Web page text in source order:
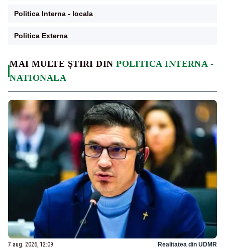
MAI MULTE ȘTIRI DINPOLITICA INTERNA -
NATIONALA
7 aug. 2026, 12:09 Realitatea din UDMR
Politica Interna - locala
Politica Externa